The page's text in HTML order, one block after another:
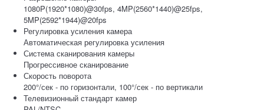
1080P(1920*1080)@30fps, 4MP(2560*1440)@25fps,
5MP(2592*1944)@20fps
Регулировка усиления камера
Автоматическая регулировка усиления
Система сканирования камеры
Прогрессивное сканирование
Скорость поворота
200°/сек - по горизонтали, 100°/сек - по вертикали
Телевизионный стандарт камер